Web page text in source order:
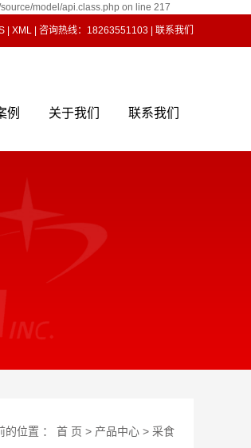
model/api.class.php on line 217
XML | 咨询热线：18263551103 | 联系我们
例 关于我们 联系我们
的位置 ： 首 页 > 产品中心 > 采食